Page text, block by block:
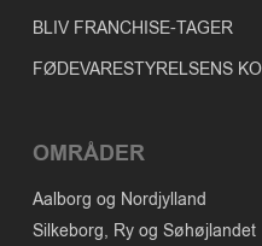
BLIV FRANCHISE-TAGER
FØDEVARESTYRELSENS
OMRÅDER
Aalborg og Nordjylland
Silkeborg, Ry og Søhøjlandet